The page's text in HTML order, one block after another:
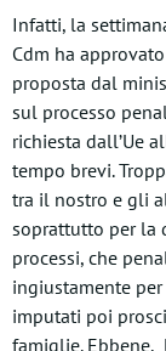
Infatti, la
Cdm ha
proposta dal
sul processo
richiesta dall’Ue
tempo brevi.
tra il nostro e gli
soprattutto per la
processi, che
ingiustamente
imputati poi
famiglie. Ebbene,